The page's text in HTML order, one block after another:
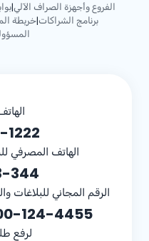
الفروع وأجهزة الصراف الآلي|
برنامج الشراكات|خريطة
الهاتف المصرفي
344
الرقم المجاني للبلاغات
124-4455
لرفع